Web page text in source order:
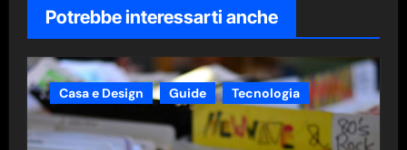
Potrebbe interessarti anche
Casa e Design Guide Tecnologia